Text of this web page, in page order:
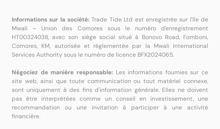
Informations sur la société: Trade Tide Ltd est enregistrée sur l'île de
Mwali – Union des Comores sous le numéro d'enregistrement
HT00324038, avec son siège social situé à Bonovo Road, Fomboni,
Comores, KM, autorisée et réglementée par la Mwali International
Services Authority sous le numéro de licence BFX2024065.
Négociez de manière responsable:Les informations fournies sur ce
site web, ainsi que toute communication ou tout matériel connexe,
sont uniquement à des fins d'information générale. Elles ne doivent
pas être interprétées comme un conseil en investissement, une
recommandation ou une invitation à participer à une activité
financière.